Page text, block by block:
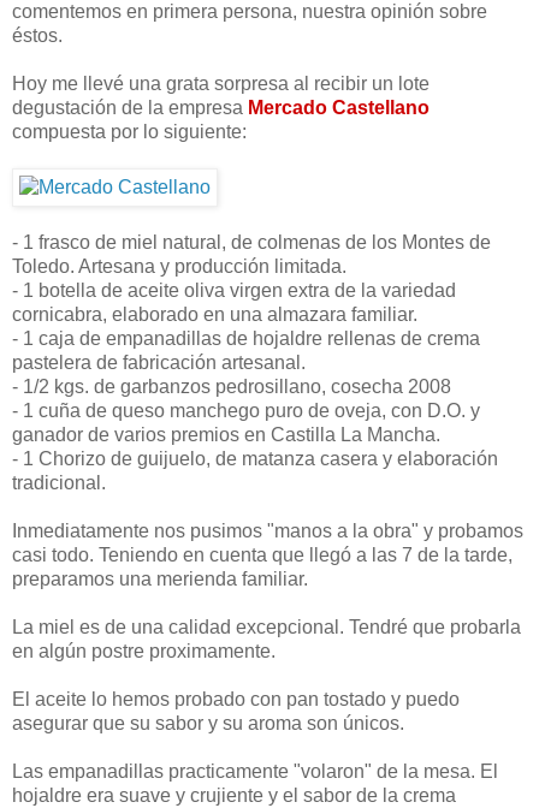
comentemos en primera persona, nuestra opinión sobre
éstos.
Hoy me llevé una grata sorpresa al recibir un lote
degustación de la empresa Mercado Castellano
compuesta por lo siguiente:
- 1 frasco de miel natural, de colmenas de los Montes de
Toledo. Artesana y producción limitada.
- 1 botella de aceite oliva virgen extra de la variedad
cornicabra, elaborado en una almazara familiar.
- 1 caja de empanadillas de hojaldre rellenas de crema
pastelera de fabricación artesanal.
- 1/2 kgs. de garbanzos pedrosillano, cosecha 2008
- 1 cuña de queso manchego puro de oveja, con D.O. y
ganador de varios premios en Castilla La Mancha.
- 1 Chorizo de guijuelo, de matanza casera y elaboración
tradicional.
Inmediatamente nos pusimos "manos a la obra" y probamos
casi todo. Teniendo en cuenta que llegó a las 7 de la tarde,
preparamos una merienda familiar.
La miel es de una calidad excepcional. Tendré que probarla
en algún postre proximamente.
El aceite lo hemos probado con pan tostado y puedo
asegurar que su sabor y su aroma son únicos.
Las empanadillas practicamente "volaron" de la mesa. El
hojaldre era suave y crujiente y el sabor de la crema